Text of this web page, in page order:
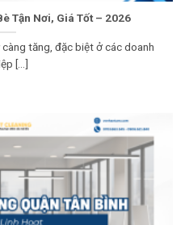
Tận Nơi, Giá Tốt – 2026
tăng, đặc biệt ở các doanh
[...]